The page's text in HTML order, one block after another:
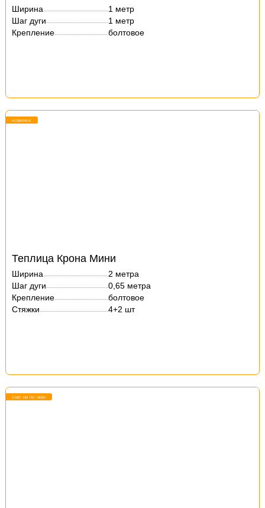
Ширина
1 метр
Шаг дуги
1 метр
Крепление
болтовое
НОВИНКА!
Теплица Крона Мини
Ширина
2 метра
Шаг дуги
0,65 метра
Крепление
болтовое
Стяжки
4+2 шт
СНЕГ НИ ПО ЧЕМ!